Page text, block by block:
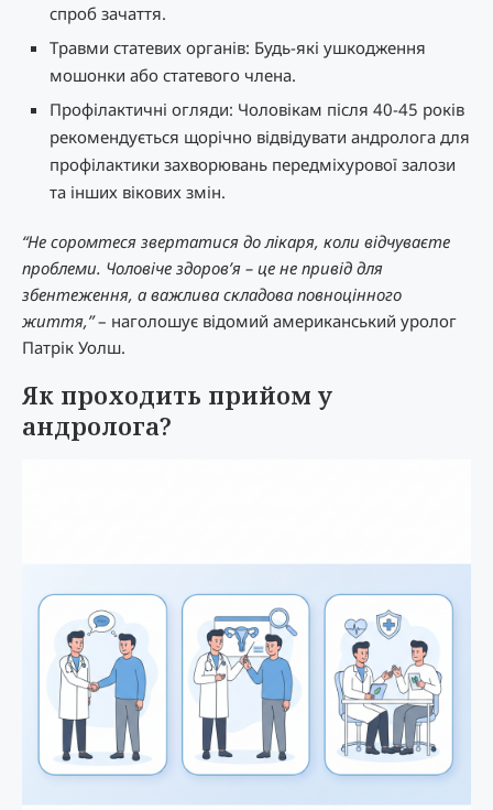
спроб зачаття.
Травми статевих органів: Будь-які ушкодження
мошонки або статевого члена.
Профілактичні огляди: Чоловікам після 40-45 років
рекомендується щорічно відвідувати андролога для
профілактики захворювань передміхурової залози
та інших вікових змін.
“Не соромтеся звертатися до лікаря, коли відчуваєте
проблеми. Чоловіче здоров’я – це не привід для
збентеження, а важлива складова повноцінного
життя,”– наголошує відомий американський уролог
Патрік Уолш.
Як проходить прийом у
андролога?